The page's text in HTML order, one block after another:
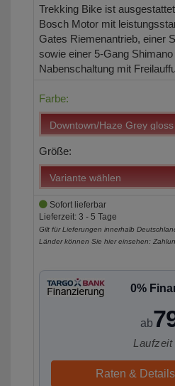
Trekking Bike ist
Bosch Motor mit
Gates Riemenantrieb, einer
sowie einer 5-Gang
Nabenschaltung mit
Farbe:
Größe:
Sofort lieferbar
Lieferzeit: 3 - 5 Tage
Gilt für Lieferungen innerhalb
Länder können Sie hier einsehen:
0%
ab
Raten &